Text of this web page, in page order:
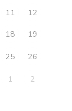
11
12
18 19
25 26
1 2